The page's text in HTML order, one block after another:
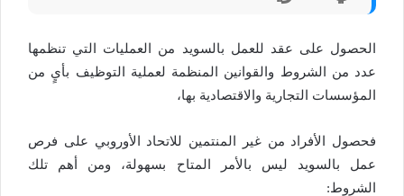
الحصول على عقد للعمل بالسويد من العمليات التي تنظمها
عدد من الشروط والقوانين المنظمة لعملية التوظيف بأيٍ من
المؤسسات التجارية والاقتصادية بها،
فحصول الأفراد من غير المنتمين للاتحاد الأوروبي على فرص
عمل بالسويد ليس بالأمر المتاح بسهولة، ومن أهم تلك
الشروط: